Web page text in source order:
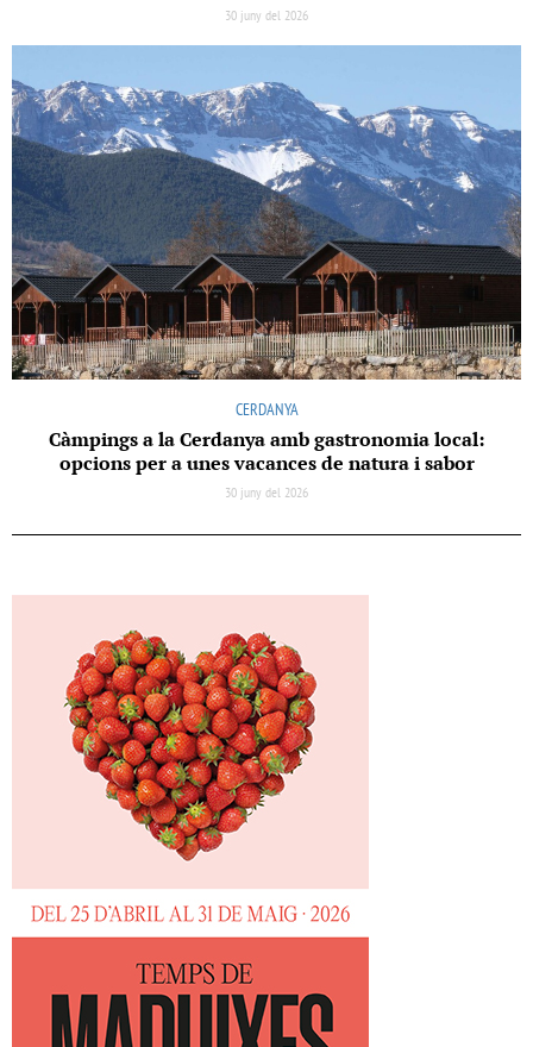
30 juny del 2026
CERDANYA
Càmpings a la Cerdanya amb gastronomia local:
opcions per a unes vacances de natura i sabor
30 juny del 2026